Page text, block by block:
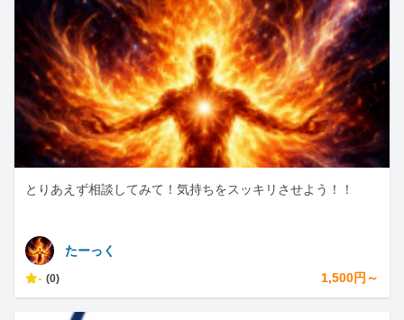
とりあえず相談してみて！気持ちをスッキリさせよう！！
たーっく
- (0) 1,500円～